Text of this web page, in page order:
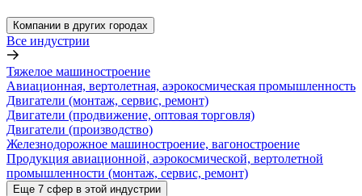
Компании в других городах
Все индустрии
Тяжелое машиностроение
Авиационная, вертолетная, аэрокосмическая промышленность
Двигатели (монтаж, сервис, ремонт)
Двигатели (продвижение, оптовая торговля)
Двигатели (производство)
Железнодорожное машиностроение, вагоностроение
Продукция авиационной, аэрокосмической, вертолетной
промышленности (монтаж, сервис, ремонт)
Еще 7 сфер в этой индустрии